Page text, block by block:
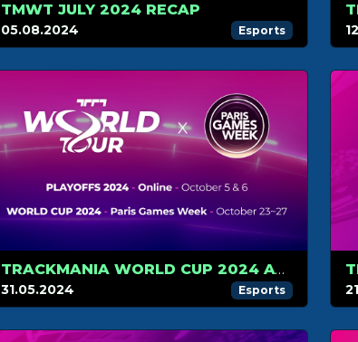
TMWT JULY 2024 RECAP
05.08.2024 Esports
TRACKMANIA WORLD CUP 2024 AT PARIS GAMES WEEK
31.05.2024 Esports